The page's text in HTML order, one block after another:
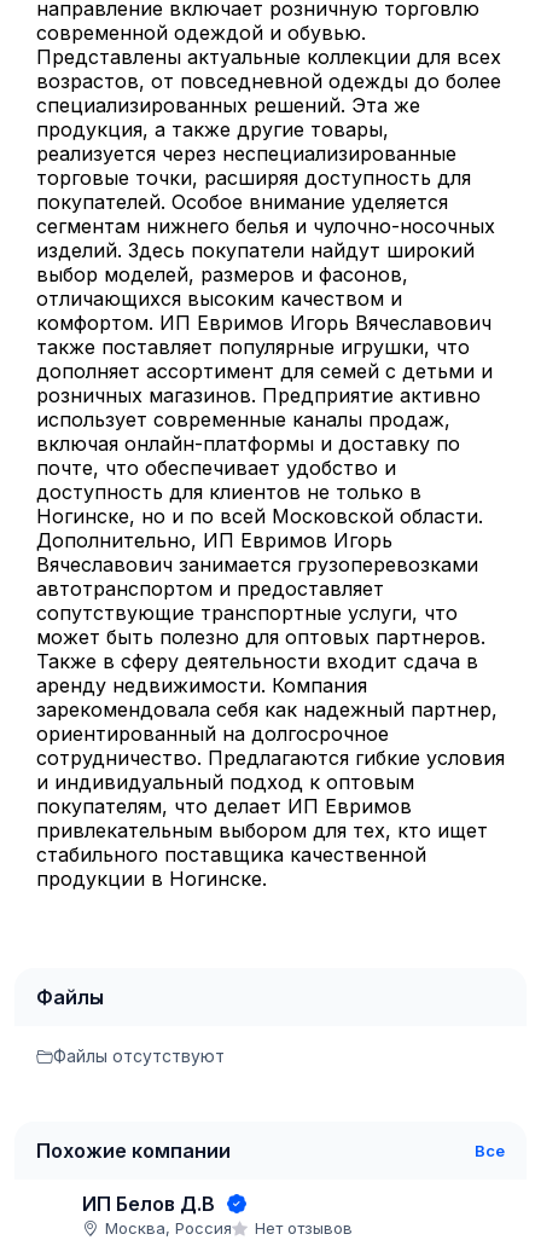
направление включает розничную торговлю
современной одеждой и обувью.
Представлены актуальные коллекции для всех
возрастов, от повседневной одежды до более
специализированных решений. Эта же
продукция, а также другие товары,
реализуется через неспециализированные
торговые точки, расширяя доступность для
покупателей. Особое внимание уделяется
сегментам нижнего белья и чулочно-носочных
изделий. Здесь покупатели найдут широкий
выбор моделей, размеров и фасонов,
отличающихся высоким качеством и
комфортом. ИП Евримов Игорь Вячеславович
также поставляет популярные игрушки, что
дополняет ассортимент для семей с детьми и
розничных магазинов. Предприятие активно
использует современные каналы продаж,
включая онлайн-платформы и доставку по
почте, что обеспечивает удобство и
доступность для клиентов не только в
Ногинске, но и по всей Московской области.
Дополнительно, ИП Евримов Игорь
Вячеславович занимается грузоперевозками
автотранспортом и предоставляет
сопутствующие транспортные услуги, что
может быть полезно для оптовых партнеров.
Также в сферу деятельности входит сдача в
аренду недвижимости. Компания
зарекомендовала себя как надежный партнер,
ориентированный на долгосрочное
сотрудничество. Предлагаются гибкие условия
и индивидуальный подход к оптовым
покупателям, что делает ИП Евримов
привлекательным выбором для тех, кто ищет
стабильного поставщика качественной
продукции в Ногинске.
Файлы
Файлы отсутствуют
Похожие компании Все
ИП Белов Д.В
Москва, Россия
Нет отзывов